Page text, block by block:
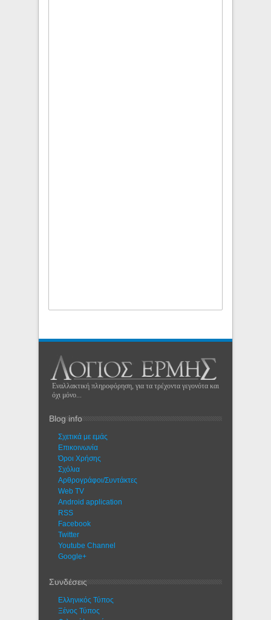
Εναλλακτική πληροφόρηση, για τα τρέχοντα γεγονότα και
όχι μόνο...
Blog info
Σχετικά με εμάς
Eπικοινωνία
Όροι Χρήσης
Σχόλια
Αρθρογράφοι/Συντάκτες
Web TV
Android application
RSS
Facebook
Twitter
Youtube Channel
Google+
Συνδέσεις
Ελληνικός Τύπος
Ξένος Τύπος